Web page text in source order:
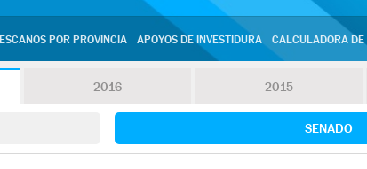
ESCAÑOS POR PROVINCIA APOYOS DE INVESTIDURA CALCULADORA DE
2016 2015
SENADO